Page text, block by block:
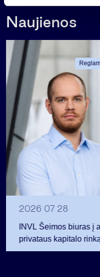
s
Naujienos
2026 07 28
INVL Šeimos biuras į
privataus kapitalo
investuojantį fondą